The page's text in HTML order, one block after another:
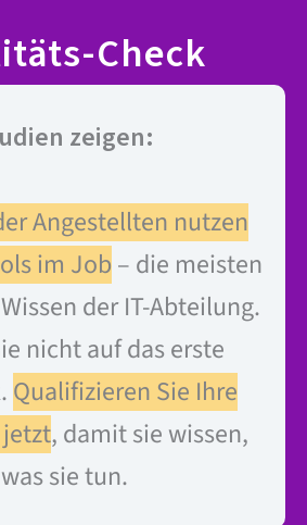
Check
zeigen:
Angestellten nutzen
im Job– die meisten
der IT-Abteilung.
nicht auf das erste
Qualifizieren Sie Ihre
, damit sie wissen,
was sie tun.